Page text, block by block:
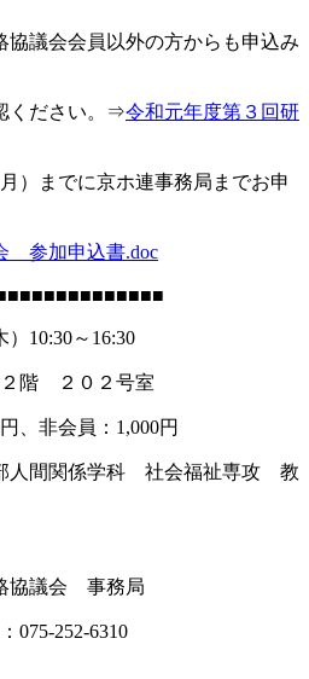
協議会会員以外の方からも申込み
ください。⇒令和元年度第３回研
）までに京ホ連事務局までお申
参加申込書.doc
10:30～16:30
階 ２０２号室
、非会員：1,000円
間関係学科 社会福祉専攻 教
協議会 事務局
075-252-6310